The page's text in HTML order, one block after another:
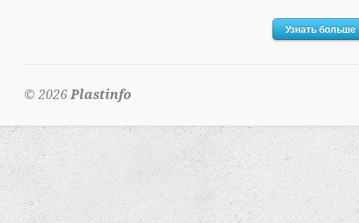
Узнать больше
© 2026Plastinfo